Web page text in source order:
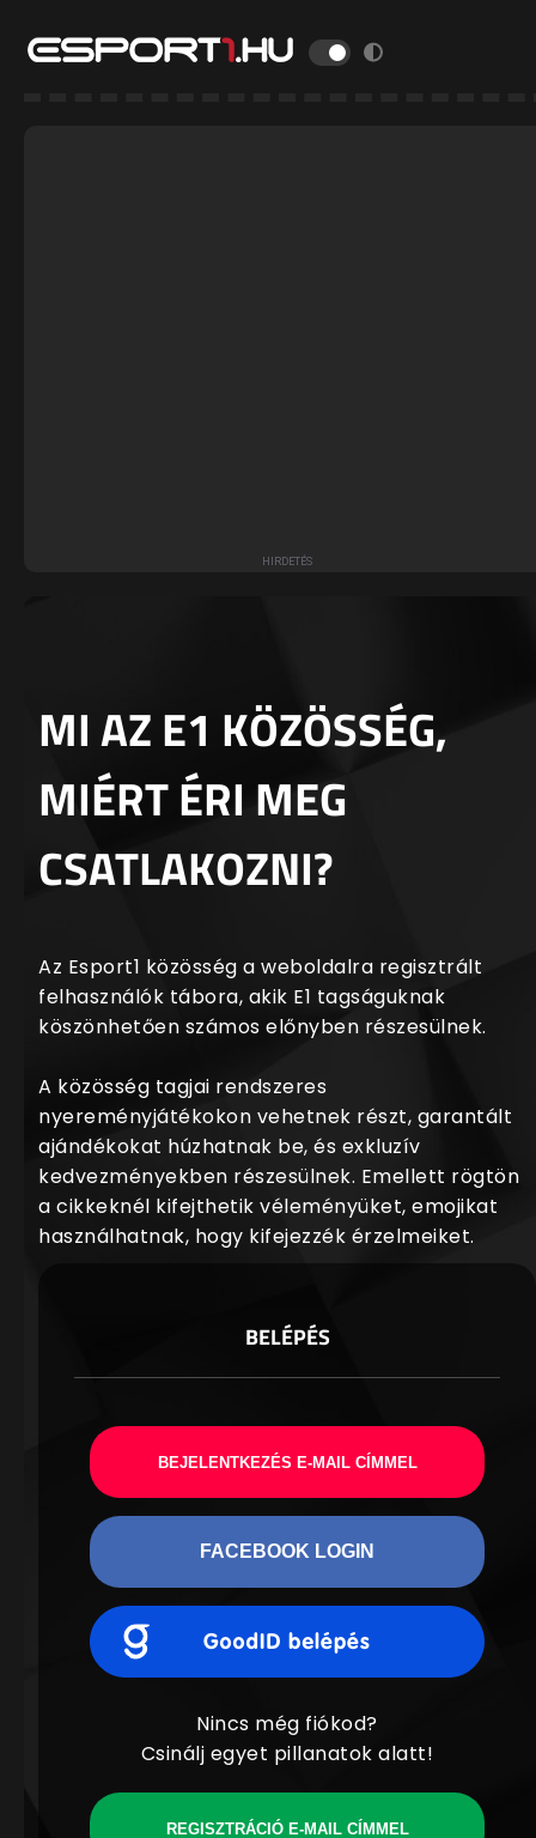
MI AZ E1 KÖZÖSSÉG,
MIÉRT ÉRI MEG
CSATLAKOZNI?
Az Esport1 közösség a weboldalra regisztrált
felhasználók tábora, akik E1 tagságuknak
köszönhetően számos előnyben részesülnek.
A közösség tagjai rendszeres
nyereményjátékokon vehetnek részt, garantált
ajándékokat húzhatnak be, és exkluzív
kedvezményekben részesülnek. Emellett rögtön
a cikkeknél kifejthetik véleményüket, emojikat
használhatnak, hogy kifejezzék érzelmeiket.
BELÉPÉS
BEJELENTKEZÉS E-MAIL CÍMMEL
FACEBOOK LOGIN
Nincs még fiókod?
Csinálj egyet pillanatok alatt!
REGISZTRÁCIÓ E-MAIL CÍMMEL